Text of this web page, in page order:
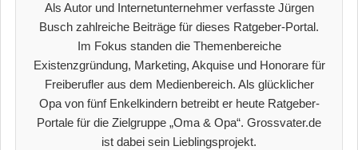
Als Autor und Internetunternehmer verfasste Jürgen
Busch zahlreiche Beiträge für dieses Ratgeber-Portal.
Im Fokus standen die Themenbereiche
Existenzgründung, Marketing, Akquise und Honorare für
Freiberufler aus dem Medienbereich. Als glücklicher
Opa von fünf Enkelkindern betreibt er heute Ratgeber-
Portale für die Zielgruppe „Oma & Opa“. Grossvater.de
ist dabei sein Lieblingsprojekt.